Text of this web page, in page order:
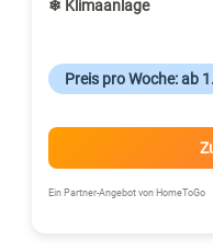
❄ Klimaanlage
Preis pro Woche: ab
Ein Partner-Angebot von HomeToGo